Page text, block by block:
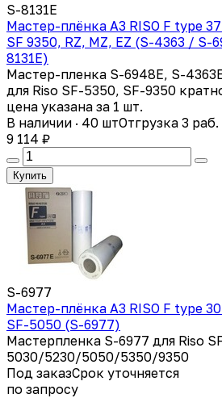
S-8131E
Мастер-плёнка А3 RISO F type
SF 9350, RZ, MZ, EZ (S-4363 / S-
8131E)
Мастер-пленка S-6948E, S-
для Riso SF-5350, SF-9350
цена указана за 1 шт.
В наличии · 40 штОтгрузка 3
9 114 ₽
Купить
S-6977
Мастер-плёнка А3 RISO F type
SF-5050 (S-6977)
Мастерпленка S-6977 для Riso
5030/5230/5050/5350/9350
Под заказСрок уточняется
по запросу